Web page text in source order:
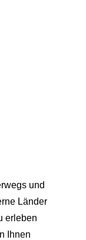
und
Länder
erleben
Ihnen